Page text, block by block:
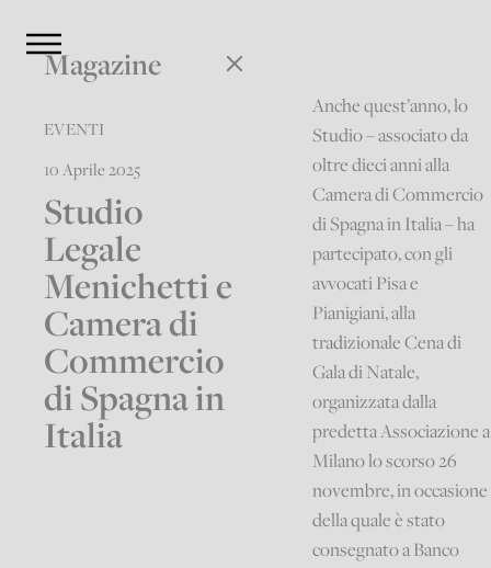
Magazine
EVENTI
10 Aprile 2025
Studio
Legale
Menichetti e
Camera di
Commercio
di Spagna in
Italia
Anche quest’anno, lo
Studio – associato da
oltre dieci anni alla
Camera di Commercio
di Spagna in Italia – ha
partecipato, con gli
avvocati Pisa e
Pianigiani, alla
tradizionale Cena di
Gala di Natale,
organizzata dalla
predetta Associazione a
Milano lo scorso 26
novembre, in occasione
della quale è stato
consegnato a Banco